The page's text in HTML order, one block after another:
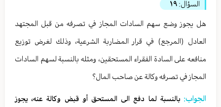
السؤال: ١٩
هل يجوز وضع سهم السادات المجاز في تصرفه من قبل المجتهد
العادل (المرجع) في قرار المضاربة الشرعية، وذلك لغرض توزيع
منافعه على السادة الفقراء المستحقين، ومثله بالنسبة لسهم السادات
المجاز في تصرفه وكالة عن صاحب المال؟
الجواب:بالنسبة لما دفع الى المستحق أو قبض وكالة عنه، يجوز